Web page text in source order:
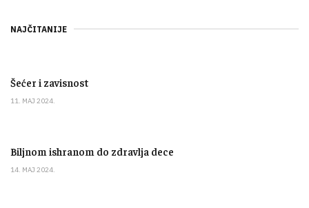
NAJČITANIJE
Šećer i zavisnost
11. MAJ 2024.
Biljnom ishranom do zdravlja dece
14. MAJ 2024.